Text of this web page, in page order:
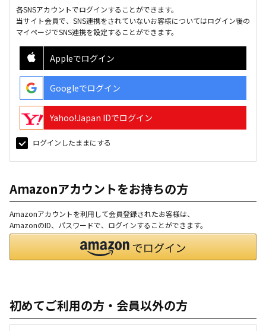
各SNSアカウントでログインすることができます。
当サイト会員で、SNS連携をされていないお客様についてはログイン後の
マイページでSNS連携を設定することができます。
Appleでログイン
Googleでログイン
Yahoo!Japan IDでログイン
ログインしたままにする
Amazonアカウントをお持ちの方
Amazonアカウントを利用して会員登録されたお客様は、
AmazonのID、パスワードで、ログインすることができます。
初めてご利用の方・会員以外の方